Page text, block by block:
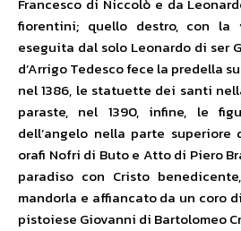
Francesco di Niccolò e da
fiorentini; quello destro, con
eseguita dal solo Leonardo di ser
d’Arrigo Tedesco fece la predella
nel 1386, le statuette dei santi
paraste, nel 1390, infine, le
dell’angelo nella parte superiore
orafi Nofri di Buto e Atto di Piero
paradiso con Cristo
mandorla e affiancato da un coro
pistoiese Giovanni di Bartolomeo